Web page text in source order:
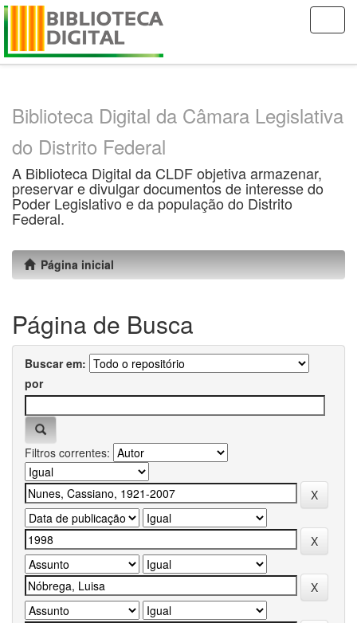
Skip
Biblioteca Digital da Câmara Legislativa
do Distrito Federal
A Biblioteca Digital da CLDF objetiva armazenar,
preservar e divulgar documentos de interesse do
Poder Legislativo e da população do Distrito
Federal.
Página inicial
Página de Busca
Buscar em:
por
Filtros correntes: